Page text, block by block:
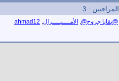
المراقبين : 3
@بقايا جروح@ الأمــــيــــرال ahmad12